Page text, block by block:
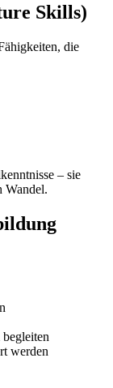
Skills)
die
– sie
Wandel.
werden